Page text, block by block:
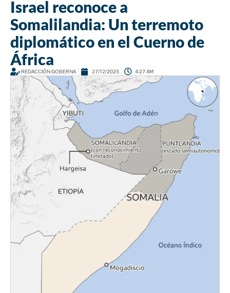
Israel reconoce a
Somalilandia: Un terremoto
diplomático en el Cuerno de
África
REDACCIÓN GOBERNA 27/12/2025 4:27 AM